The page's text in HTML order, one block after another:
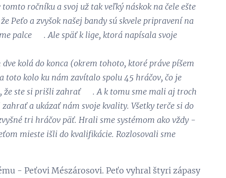
ročníku a svoj už tak veľký náskok na čele ešte
Peťo a zvyšok našej bandy sú skvele pripravení na
palce 👏. Ale späť k lige, ktorá napísala svoje
kolá do konca (okrem tohoto, ktoré práve píšem
toto kolo ku nám zavítalo spolu 45 hráčov, čo je
ste si prišli zahrať 💪. A k tomu sme mali aj troch
a ukázať nám svoje kvality. Všetky terče si do
tri hráčov päť. Hrali sme systémom ako vždy -
mieste išli do kvalifikácie. Rozlosovali sme
- Peťovi Mészárosovi. Peťo vyhral štyri zápasy